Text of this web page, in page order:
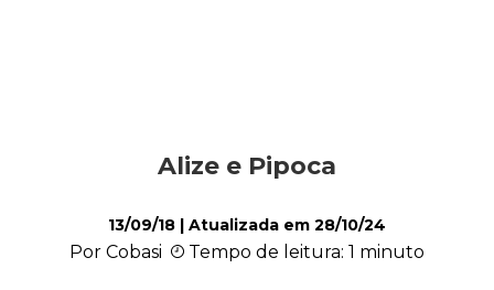
Ações Sociais
Cachorro
Alize e Pipoca
13/09/18 | Atualizada em 28/10/24
Por Cobasi Tempo de leitura: 1 minuto